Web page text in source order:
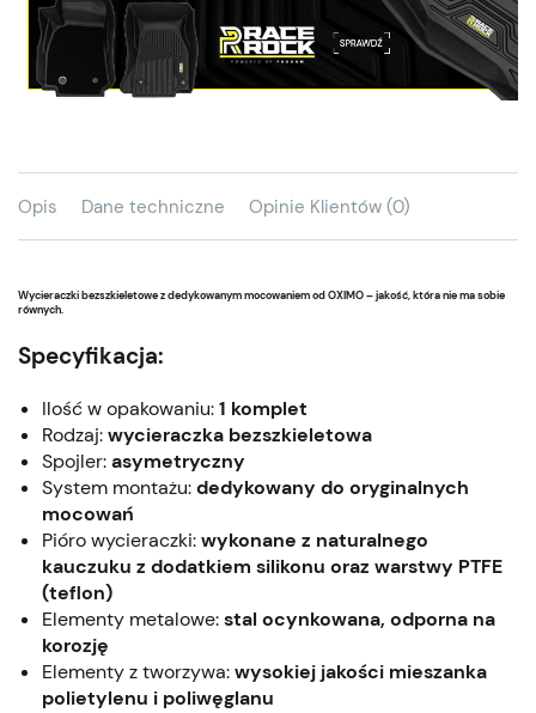
Opis Dane techniczne Opinie Klientów (0)
Wycieraczki bezszkieletowe z dedykowanym mocowaniem od OXIMO – jakość, która nie ma sobie
równych.
Specyfikacja:
Ilość w opakowaniu:1 komplet
Rodzaj:wycieraczka bezszkieletowa
Spojler:asymetryczny
System montażu:dedykowany do oryginalnych
mocowań
Pióro wycieraczki:wykonane z naturalnego
kauczuku z dodatkiem silikonu oraz warstwy PTFE
(teflon)
Elementy metalowe:stal ocynkowana, odporna na
korozję
Elementy z tworzywa:wysokiej jakości mieszanka
polietylenu i poliwęglanu